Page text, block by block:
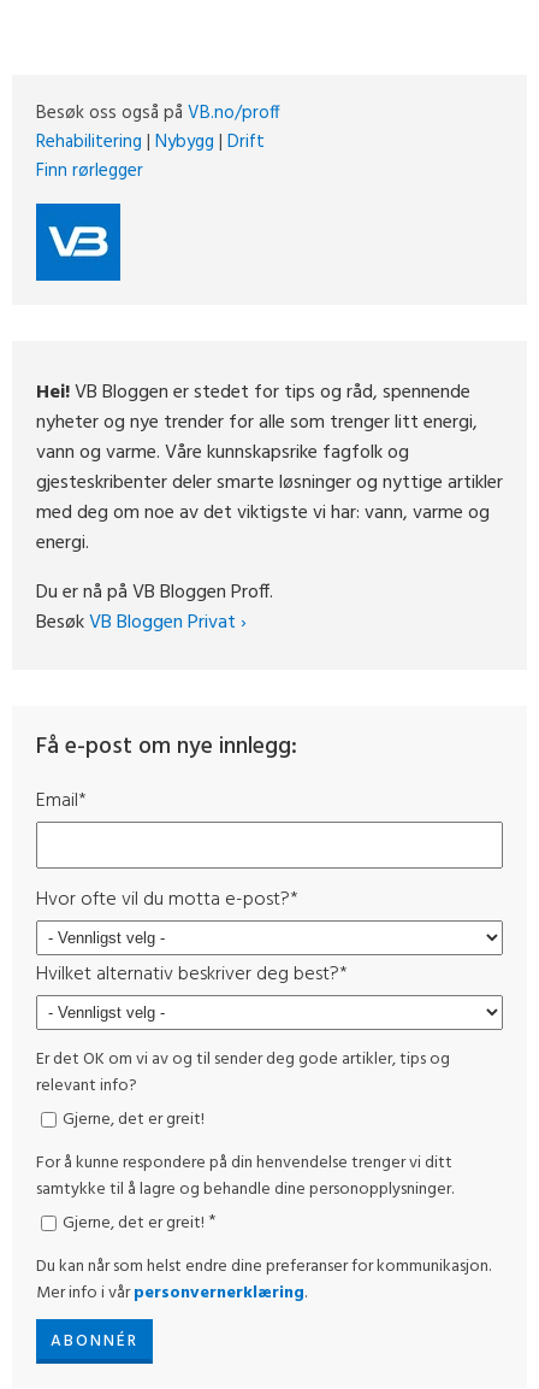
Besøk oss også på VB.no/proff
Rehabilitering | Nybygg | Drift
Finn rørlegger
Hei!VB Bloggen er stedet for tips og råd, spennende
nyheter og nye trender for alle som trenger litt energi,
vann og varme. Våre kunnskapsrike fagfolk og
gjesteskribenter deler smarte løsninger og nyttige artikler
med deg om noe av det viktigste vi har: vann, varme og
energi.
Du er nå på VB Bloggen Proff.
BesøkVB Bloggen Privat ›
Få e-post om nye innlegg:
Email*
Hvor ofte vil du motta e-post?*
Hvilket alternativ beskriver deg best?*
Er det OK om vi av og til sender deg gode artikler, tips og
relevant info?
Gjerne, det er greit!
For å kunne respondere på din henvendelse trenger vi ditt
samtykke til å lagre og behandle dine personopplysninger.
Gjerne, det er greit! *
Du kan når som helst endre dine preferanser for kommunikasjon.
Mer info i vårpersonvernerklæring.